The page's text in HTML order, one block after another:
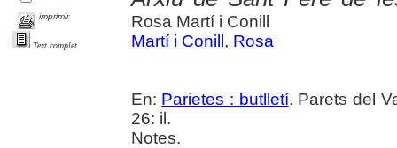
imprimir
Text complet
Rosa Martí i Conill
Martí i Conill, Rosa
En: Parietes : butlletí. Parets del
26: il.
Notes.